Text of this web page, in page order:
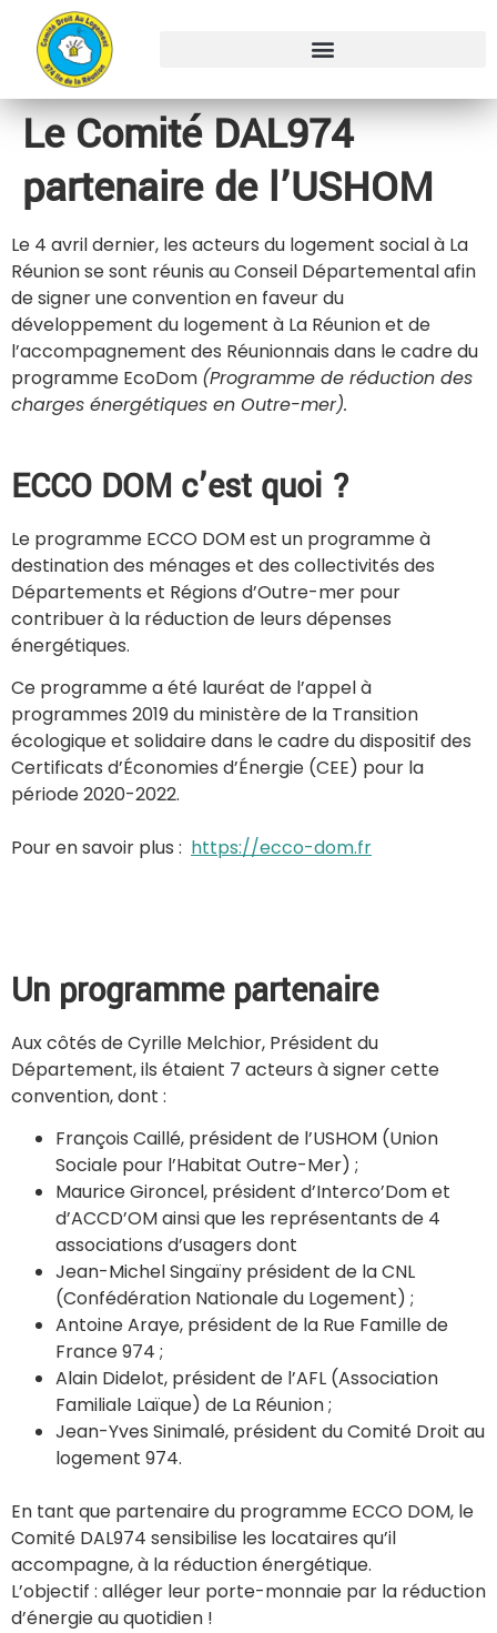
Le Comité DAL974
partenaire de l’USHOM
Le 4 avril dernier, les acteurs du logement social à La
Réunion se sont réunis au Conseil Départemental afin
de signer une convention en faveur du
développement du logement à La Réunion et de
l’accompagnement des Réunionnais dans le cadre du
programme EcoDom (Programme de réduction des
charges énergétiques en Outre-mer).
ECCO DOM c’est quoi ?
Le programme ECCO DOM est un programme à
destination des ménages et des collectivités des
Départements et Régions d’Outre-mer pour
contribuer à la réduction de leurs dépenses
énergétiques.
Ce programme a été lauréat de l’appel à
programmes 2019 du ministère de la Transition
écologique et solidaire dans le cadre du dispositif des
Certificats d’Économies d’Énergie (CEE) pour la
période 2020-2022.
Pour en savoir plus : https://ecco-dom.fr
Un programme partenaire
Aux côtés de Cyrille Melchior, Président du
Département, ils étaient 7 acteurs à signer cette
convention, dont :
François Caillé, président de l’USHOM (Union
Sociale pour l’Habitat Outre-Mer) ;
Maurice Gironcel, président d’Interco’Dom et
d’ACCD’OM ainsi que les représentants de 4
associations d’usagers dont
Jean-Michel Singaïny président de la CNL
(Confédération Nationale du Logement) ;
Antoine Araye, président de la Rue Famille de
France 974 ;
Alain Didelot, président de l’AFL (Association
Familiale Laïque) de La Réunion ;
Jean-Yves Sinimalé, président du Comité Droit au
logement 974.
En tant que partenaire du programme ECCO DOM, le
Comité DAL974 sensibilise les locataires qu’il
accompagne, à la réduction énergétique.
L’objectif : alléger leur porte-monnaie par la réduction
d’énergie au quotidien !